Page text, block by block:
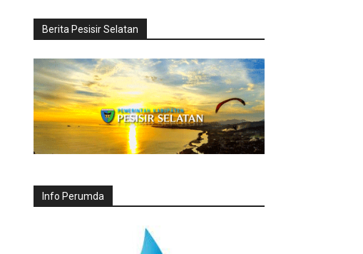
Berita Pesisir Selatan
Info Perumda